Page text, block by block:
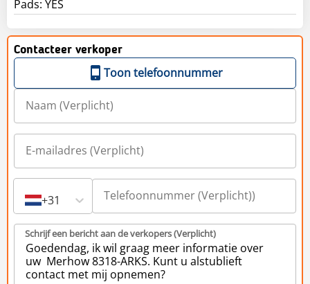
Contacteer verkoper
Toon telefoonnummer
+31
Schrijf een bericht aan de verkopers (Verplicht)